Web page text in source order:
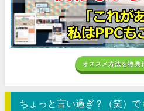
オススメ方法を特典
ちょっと言い過ぎ？（笑）